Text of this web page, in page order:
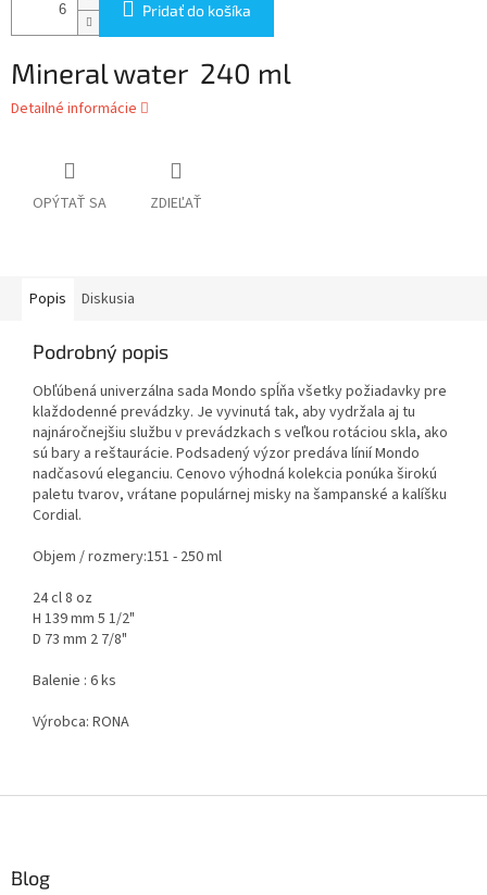
Pridať do košíka
Mineral water 240 ml
Detailné informácie
OPÝTAŤ SA ZDIEĽAŤ
Popis Diskusia
Podrobný popis
Obľúbená univerzálna sada Mondo spĺňa všetky požiadavky pre
klaždodenné prevádzky. Je vyvinutá tak, aby vydržala aj tu
najnáročnejšiu službu v prevádzkach s veľkou rotáciou skla, ako
sú bary a reštaurácie. Podsadený výzor predáva línií Mondo
nadčasovú eleganciu. Cenovo výhodná kolekcia ponúka širokú
paletu tvarov, vrátane populárnej misky na šampanské a kalíšku
Cordial.
Objem / rozmery:151 - 250 ml
24 cl 8 oz
H 139 mm 5 1/2"
D 73 mm 2 7/8"
Balenie : 6 ks
Výrobca: RONA
Blog